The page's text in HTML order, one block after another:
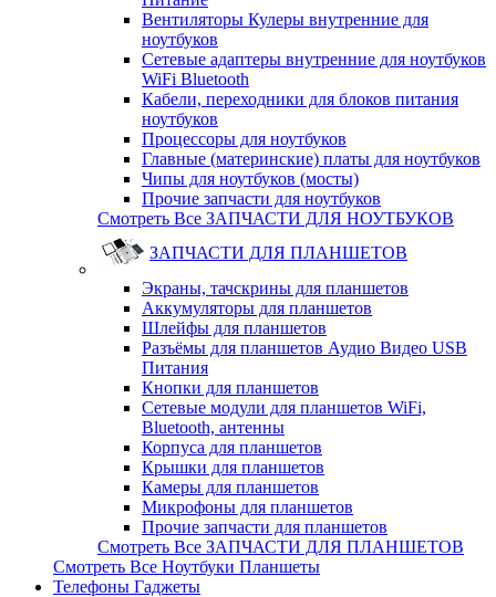
Вентиляторы Кулеры внутренние для
ноутбуков
Сетевые адаптеры внутренние для ноутбуков
WiFi Bluetooth
Кабели, переходники для блоков питания
ноутбуков
Процессоры для ноутбуков
Главные (материнские) платы для ноутбуков
Чипы для ноутбуков (мосты)
Прочие запчасти для ноутбуков
Смотреть Все ЗАПЧАСТИ ДЛЯ НОУТБУКОВ
ЗАПЧАСТИ ДЛЯ ПЛАНШЕТОВ
Экраны, тачскрины для планшетов
Аккумуляторы для планшетов
Шлейфы для планшетов
Разъёмы для планшетов Аудио Видео USB
Питания
Кнопки для планшетов
Сетевые модули для планшетов WiFi,
Bluetooth, антенны
Корпуса для планшетов
Крышки для планшетов
Камеры для планшетов
Микрофоны для планшетов
Прочие запчасти для планшетов
Смотреть Все ЗАПЧАСТИ ДЛЯ ПЛАНШЕТОВ
Смотреть Все Ноутбуки Планшеты
Телефоны Гаджеты